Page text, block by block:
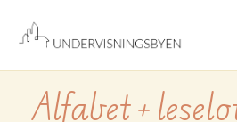
innholdet
Alfabet +